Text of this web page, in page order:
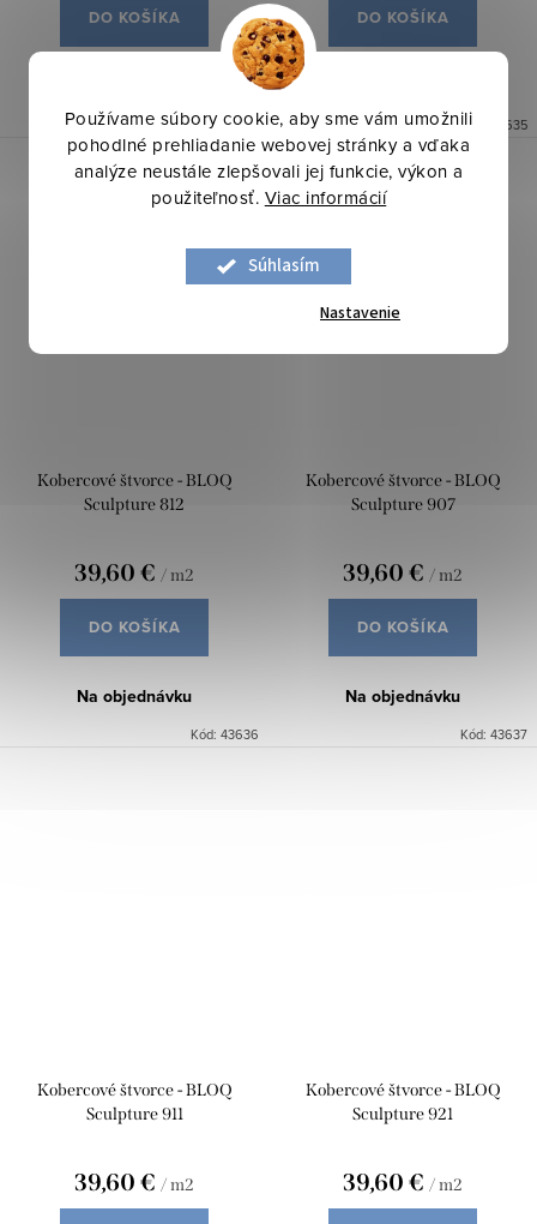
Používame súbory cookie, aby sme vám umožnili
pohodlné prehliadanie webovej stránky a vďaka
analýze neustále zlepšovali jej funkcie, výkon a
použiteľnosť. Viac informácií
Súhlasím
Nastavenie
DO KOŠÍKA
Kód: 43634
DO KOŠÍKA
Kód: 43635
Kobercové štvorce - BLOQ
Sculpture 812
39,60 € / m2
DO KOŠÍKA
Na objednávku
Kód: 43636
Kobercové štvorce - BLOQ
Sculpture 907
39,60 € / m2
DO KOŠÍKA
Na objednávku
Kód: 43637
Kobercové štvorce - BLOQ
Sculpture 911
39,60 € / m2
Kobercové štvorce - BLOQ
Sculpture 921
39,60 € / m2